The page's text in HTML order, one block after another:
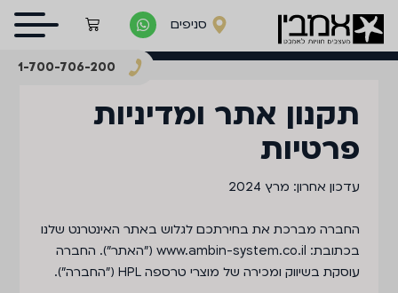
סניפים
1-700-706-200
תקנון אתר ומדיניות
פרטיות
עדכון אחרון: מרץ 2024
החברה מברכת את בחירתכם לגלוש באתר האינטרנט שלנו
בכתובת: www.ambin-system.co.il (״האתר״). החברה
עוסקת בשיווק ומכירה של מוצרי טרספה HPL (״החברה״).